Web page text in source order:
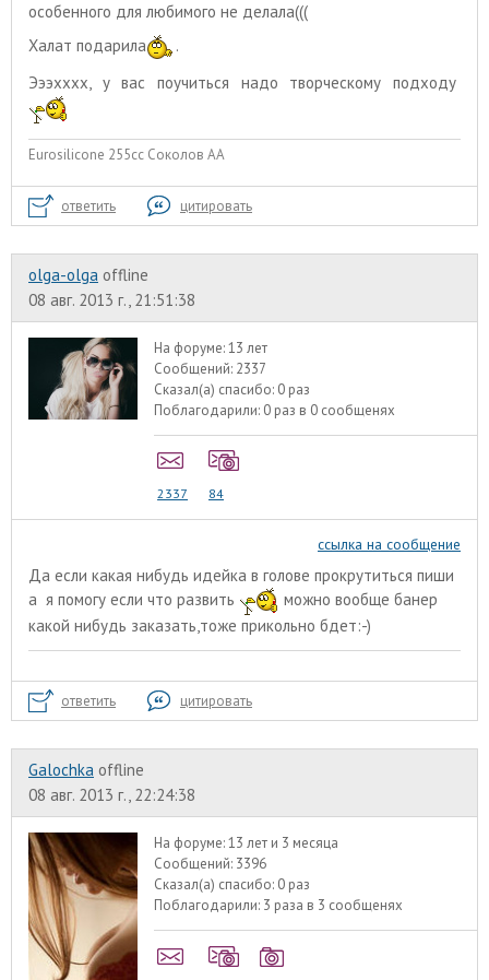
особенного для любимого не делала(((
Халат подарила
.
Эээхххх, у вас поучиться надо творческому подходу
Eurosilicone 255cc Соколов АА
ответить цитировать
olga-olga offline
08 авг. 2013 г., 21:51:38
На форуме:13 лет
Сообщений: 2337
Сказал(а) спасибо: 0 раз
Поблагодарили: 0 раз в 0 сообщенях
2337 84
ссылка на сообщение
Да если какая нибудь идейка в голове прокрутиться пиши
а я помогу если что развить
можно вообще банер
какой нибудь заказать,тоже прикольно бдет:-)
ответить цитировать
Galochka offline
08 авг. 2013 г., 22:24:38
На форуме:13 лет и 3 месяца
Сообщений: 3396
Сказал(а) спасибо: 0 раз
Поблагодарили: 3 раза в 3 сообщенях